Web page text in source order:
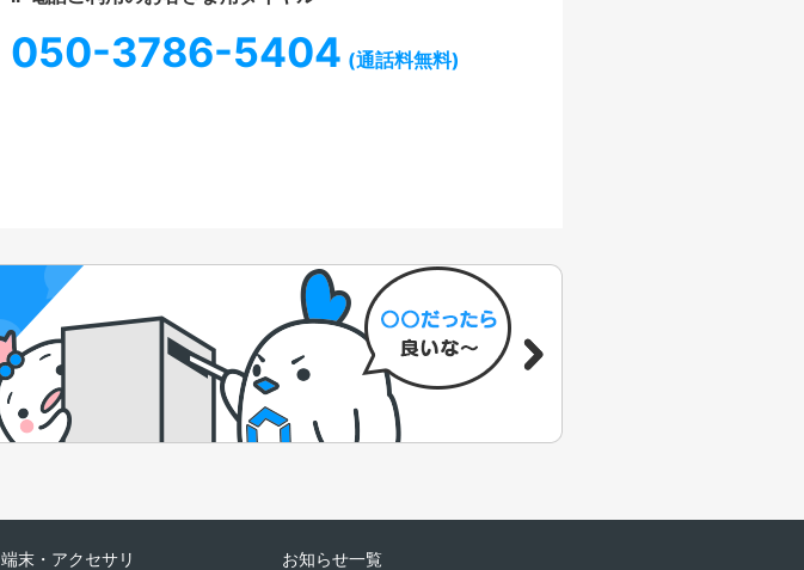
050-3786-5404 (通話料無料)
端末・アクセサリ お知らせ一覧